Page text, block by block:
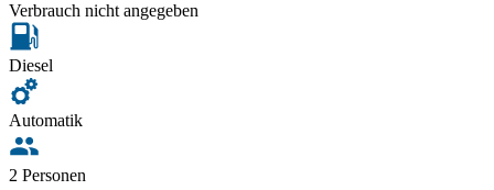
Verbrauch nicht angegeben
Diesel
Automatik
2 Personen